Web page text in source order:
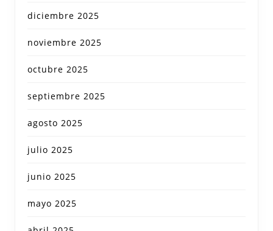
diciembre 2025
noviembre 2025
octubre 2025
septiembre 2025
agosto 2025
julio 2025
junio 2025
mayo 2025